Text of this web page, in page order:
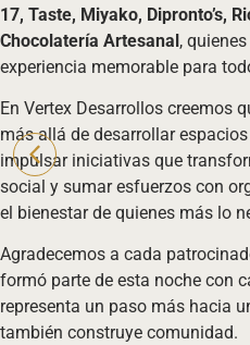
17, Taste, Miyako, Dipronto’s,
Chocolatería Artesanal,
experiencia memorable para
En Vertex Desarrollos creemos
más allá de desarrollar
impulsar iniciativas que
social y sumar esfuerzos con
el bienestar de quienes más lo
Agradecemos a cada
formó parte de esta noche con
representa un paso más hacia
también construye comunidad.